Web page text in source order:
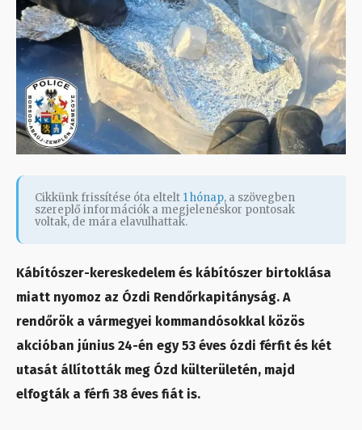
Cikkünk frissítése óta eltelt 1 hónap, a szövegben
szereplő információk a megjelenéskor pontosak
voltak, de mára elavulhattak.
Kábítószer-kereskedelem és kábítószer birtoklása
miatt nyomoz az Ózdi Rendőrkapitányság. A
rendőrök a vármegyei kommandósokkal közös
akcióban június 24-én egy 53 éves ózdi férfit és két
utasát állították meg Ózd külterületén, majd
elfogták a férfi 38 éves fiát is.